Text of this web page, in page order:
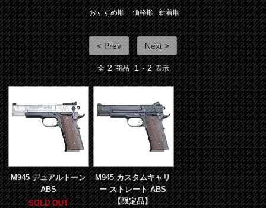
おすすめ順 価格順 新着順
< Prev Next >
全 2 商品 1 - 2 表示
M945 デュアルトーン
ABS
SOLD OUT
M945 カスタムキャリ
ー ストレート ABS
【限定品】